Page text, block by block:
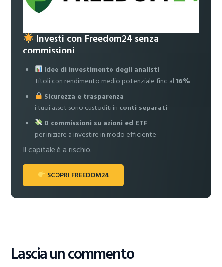
Investi con Freedom24 senza
commissioni
Idee di investimento degli analisti
Titoli con rendimento medio potenziale fino al16%
Sicurezza e trasparenza
i tuoi asset sono custoditi in conti separati
0 commissioni su azioni ed ETF
per iniziare a investire in modo efficiente
Il capitale è a rischio.
SCOPRI FREEDOM24
Lascia un commento